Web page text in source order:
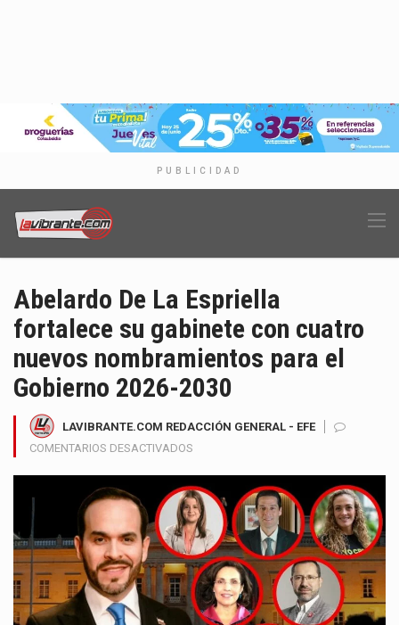
PUBLICIDAD
Abelardo De La Espriella
fortalece su gabinete con cuatro
nuevos nombramientos para el
Gobierno 2026-2030
LAVIBRANTE.COM REDACCIÓN GENERAL - EFE
COMENTARIOS DESACTIVADOS
DE
LA
ESPRIELLA
FORTALECE
SU
GABINETE
CON
CUATRO